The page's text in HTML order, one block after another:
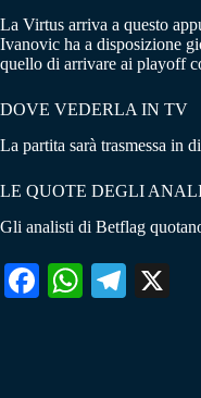
La Virtus arriva a questo
Ivanovic ha a disposizione
quello di arrivare ai playoff
DOVE VEDERLA IN TV
La partita sarà trasmessa in
LE QUOTE DEGLI
Gli analisti di Betflag
Fa W
Te